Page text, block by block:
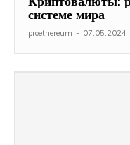
системе мира
proethereum - 07.05.2024